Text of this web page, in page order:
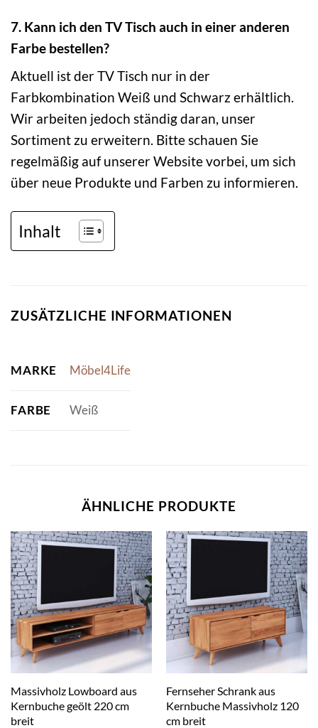
7. Kann ich den TV Tisch auch in einer anderen
Farbe bestellen?
Aktuell ist der TV Tisch nur in der
Farbkombination Weiß und Schwarz erhältlich.
Wir arbeiten jedoch ständig daran, unser
Sortiment zu erweitern. Bitte schauen Sie
regelmäßig auf unserer Website vorbei, um sich
über neue Produkte und Farben zu informieren.
Inhalt
ZUSÄTZLICHE INFORMATIONEN
MARKE Möbel4Life
FARBE Weiß
ÄHNLICHE PRODUKTE
Massivholz Lowboard aus
Kernbuche geölt 220 cm
breit
Fernseher Schrank aus
Kernbuche Massivholz 120
cm breit